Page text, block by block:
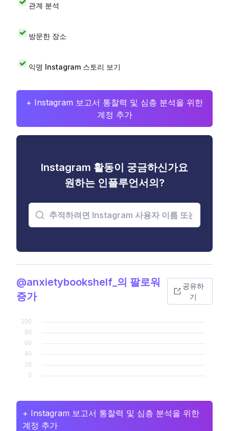
관계 분석
방문한 장소
익명 Instagram 스토리 보기
+ Instagram 보고서 통찰력 및 심층 분석을 위한
계정 추가
Instagram 활동이 궁금하신가요
원하는 인플루언서의?
@anxietybookshelf_의 팔로워
증가
공유하
기
+ Instagram 보고서 통찰력 및 심층 분석을 위한
계정 추가